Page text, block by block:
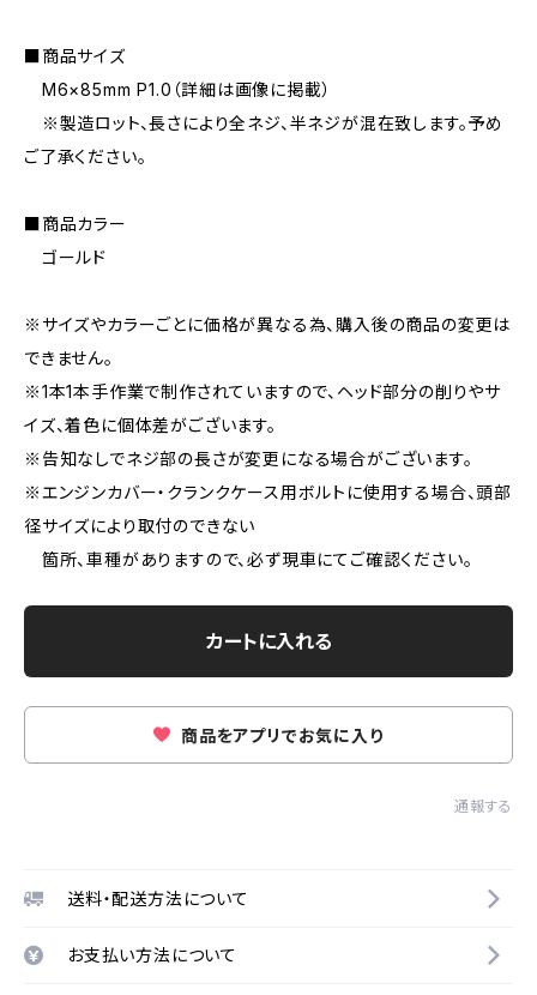
■商品サイズ
M6×85mm P1.0（詳細は画像に掲載）
※製造ロット、長さにより全ネジ、半ネジが混在致します。予め
ご了承ください。
■商品カラー
ゴールド
※サイズやカラーごとに価格が異なる為、購入後の商品の変更は
できません。
※1本1本手作業で制作されていますので、ヘッド部分の削りやサ
イズ、着色に個体差がございます。
※告知なしでネジ部の長さが変更になる場合がございます。
※エンジンカバー・クランクケース用ボルトに使用する場合、頭部
径サイズにより取付のできない
箇所、車種がありますので、必ず現車にてご確認ください。
カートに入れる
商品をアプリでお気に入り
通報する
送料・配送方法について
お支払い方法について